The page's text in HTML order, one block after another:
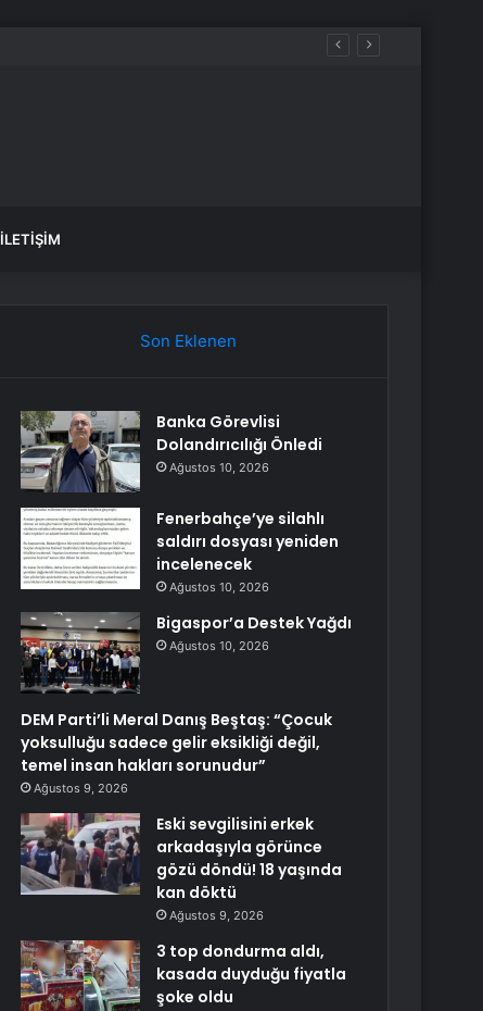
İLETIŞIM
Son Eklenen
Banka Görevlisi
Dolandırıcılığı Önledi
Ağustos 10, 2026
Fenerbahçe’ye silahlı
saldırı dosyası yeniden
incelenecek
Ağustos 10, 2026
Bigaspor’a Destek Yağdı
Ağustos 10, 2026
DEM Parti’li Meral Danış Beştaş: “Çocuk
yoksulluğu sadece gelir eksikliği değil,
temel insan hakları sorunudur”
Ağustos 9, 2026
Eski sevgilisini erkek
arkadaşıyla görünce
gözü döndü! 18 yaşında
kan döktü
Ağustos 9, 2026
3 top dondurma aldı,
kasada duyduğu fiyatla
şoke oldu